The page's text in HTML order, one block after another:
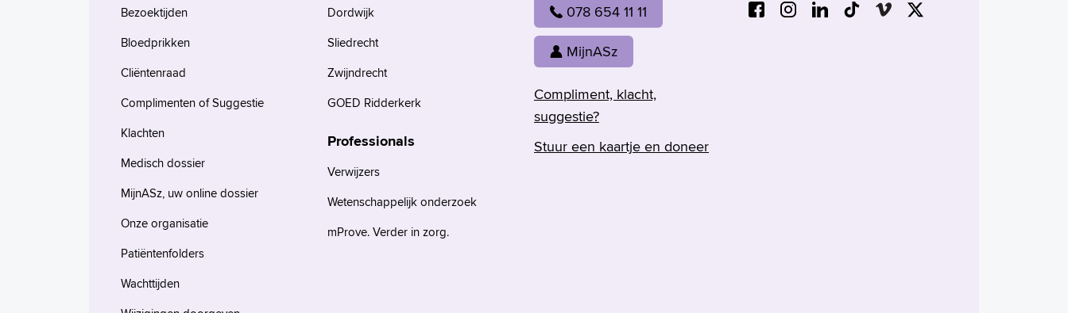
078 654 11 11
MijnASz
Compliment, klacht,
suggestie?
Stuur een kaartje en doneer
Bezoektijden
Bloedprikken
Cliëntenraad
Complimenten of Suggestie
Klachten
Medisch dossier
MijnASz, uw online dossier
Onze organisatie
Patiëntenfolders
Wachttijden
Dordwijk
Sliedrecht
Zwijndrecht
GOED Ridderkerk
Professionals
Verwijzers
Wetenschappelijk onderzoek
mProve. Verder in zorg.